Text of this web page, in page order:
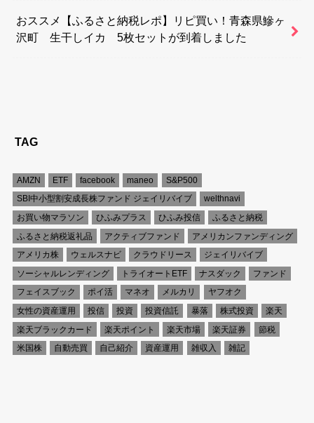
おススメ【ふるさと納税レポ】リピ買い！青森県鰺ヶ
沢町 生干しイカ 5枚セットが到着しました
TAG
AMZN ETF facebook maneo
S&P500
SBI中小型割安成長株ファンド ジェイリバイブ
welthnavi
お買い物マラソン
ひふみプラス ひふみ投信
ふるさと納税
ふるさと納税返礼品
アクティブファンド
アメリカンファンディング
アメリカ株
ウェルスナビ クラウドリース
ジェイリバイブ
ソーシャルレンディング
トライオートETF ナスダック
ファンド
フェイスブック
ポイ活 マネオ メルカリ
ヤフオク
女性の資産運用
投信 投資 投資信託 暴落 株式投資
楽天
楽天ブラックカード
楽天ポイント 楽天市場 楽天証券
節税
米国株
自動売買 自己紹介 資産運用 雑収入 雑記